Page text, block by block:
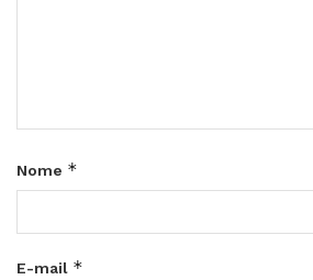
Nome *
E-mail *